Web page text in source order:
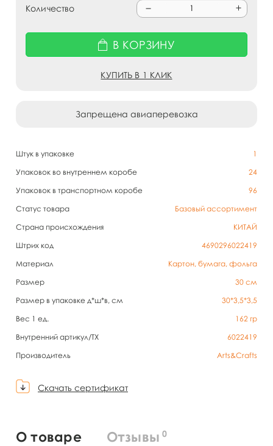
Штук в упаковке
1
Упаковок во внутреннем коробе
24
Упаковок в транспортном коробе
96
Статус товара
Базовый ассортимент
Страна происхождения
КИТАЙ
Штрих код
4690296022419
Материал
Картон, бумага, фольга
Размер
30 см
Размер в упаковке д*ш*в, см
30*3,5*3,5
Вес 1 ед.
162 гр
Внутренний артикул/TX
6022419
Производитель
Arts&Crafts
Скачать сертификат
Количество
В КОРЗИНУ
КУПИТЬ В 1 КЛИК
Запрещена авиаперевозка
О товаре Отзывы 0